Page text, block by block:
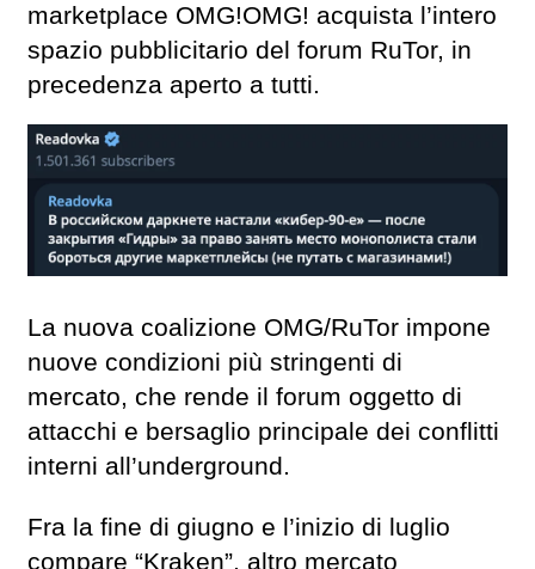
marketplace OMG!OMG! acquista l’intero
spazio pubblicitario del forum RuTor, in
precedenza aperto a tutti.
La nuova coalizione OMG/RuTor impone
nuove condizioni più stringenti di
mercato, che rende il forum oggetto di
attacchi e bersaglio principale dei conflitti
interni all’underground.
Fra la fine di giugno e l’inizio di luglio
compare “Kraken”, altro mercato